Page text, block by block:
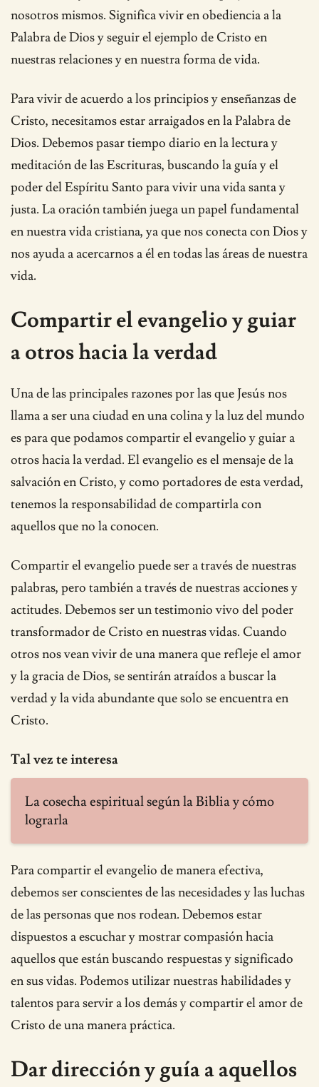
nosotros mismos. Significa vivir en obediencia a la
Palabra de Dios y seguir el ejemplo de Cristo en
nuestras relaciones y en nuestra forma de vida.
Para vivir de acuerdo a los principios y enseñanzas de
Cristo, necesitamos estar arraigados en la Palabra de
Dios. Debemos pasar tiempo diario en la lectura y
meditación de las Escrituras, buscando la guía y el
poder del Espíritu Santo para vivir una vida santa y
justa. La oración también juega un papel fundamental
en nuestra vida cristiana, ya que nos conecta con Dios y
nos ayuda a acercarnos a él en todas las áreas de nuestra
vida.
Compartir el evangelio y guiar
a otros hacia la verdad
Una de las principales razones por las que Jesús nos
llama a ser una ciudad en una colina y la luz del mundo
es para que podamos compartir el evangelio y guiar a
otros hacia la verdad. El evangelio es el mensaje de la
salvación en Cristo, y como portadores de esta verdad,
tenemos la responsabilidad de compartirla con
aquellos que no la conocen.
Compartir el evangelio puede ser a través de nuestras
palabras, pero también a través de nuestras acciones y
actitudes. Debemos ser un testimonio vivo del poder
transformador de Cristo en nuestras vidas. Cuando
otros nos vean vivir de una manera que refleje el amor
y la gracia de Dios, se sentirán atraídos a buscar la
verdad y la vida abundante que solo se encuentra en
Cristo.
Tal vez te interesa
La cosecha espiritual según la Biblia y cómo
lograrla
Para compartir el evangelio de manera efectiva,
debemos ser conscientes de las necesidades y las luchas
de las personas que nos rodean. Debemos estar
dispuestos a escuchar y mostrar compasión hacia
aquellos que están buscando respuestas y significado
en sus vidas. Podemos utilizar nuestras habilidades y
talentos para servir a los demás y compartir el amor de
Cristo de una manera práctica.
Dar dirección y guía a aquellos